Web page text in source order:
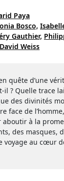
Paya
Bosco,
Gauthier,
David Weiss
quête d’une
il ? Quelle trace
des divinités
face de
à la
des masques,
voyage au cœur